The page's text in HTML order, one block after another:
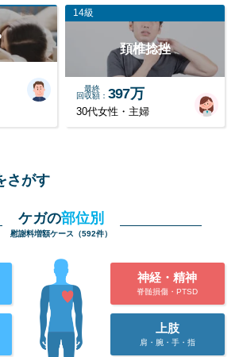
14級
頚椎捻挫
最終
回収額
397万
30代女性・主婦
さがす
ケガの部位別
慰謝料増額ケース（592件）
神経・精神
脊髄損傷・PTSD
上肢
肩・腕・手・指